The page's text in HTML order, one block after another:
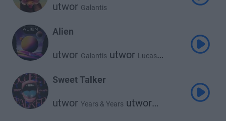
utwor Galantis
Alien
utwor Galantis utwor Lucas
Sweet Talker
utwor Years & Years utwor